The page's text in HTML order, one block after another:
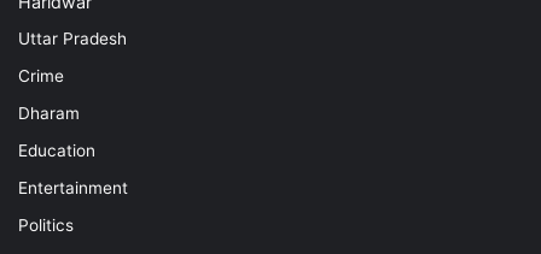
Uttar Pradesh
Crime
Dharam
Education
Entertainment
Politics